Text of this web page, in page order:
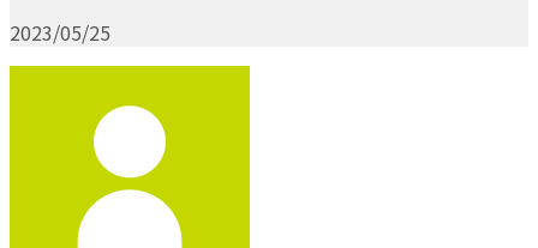
2023/05/25